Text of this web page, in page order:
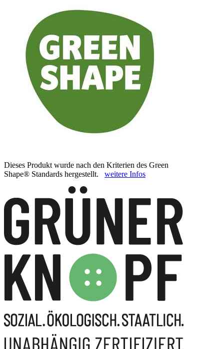
Dieses Produkt wurde nach den Kriterien des Green
Shape® Standards hergestellt. weitere Infos